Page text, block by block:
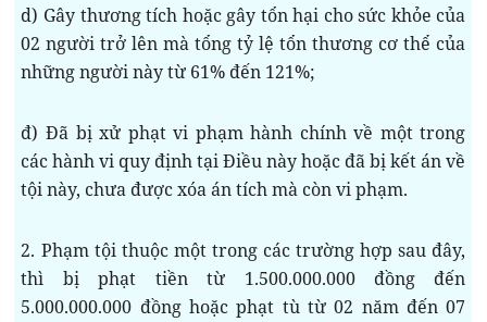
d) Gây thương tích hoặc gây tổn hại cho sức khỏe của
02 người trở lên mà tổng tỷ lệ tổn thương cơ thể của
những người này từ 61% đến 121%;
đ) Đã bị xử phạt vi phạm hành chính về một trong
các hành vi quy định tại Điều này hoặc đã bị kết án về
tội này, chưa được xóa án tích mà còn vi phạm.
2. Phạm tội thuộc một trong các trường hợp sau đây,
thì bị phạt tiền từ 1.500.000.000 đồng đến
5.000.000.000 đồng hoặc phạt tù từ 02 năm đến 07